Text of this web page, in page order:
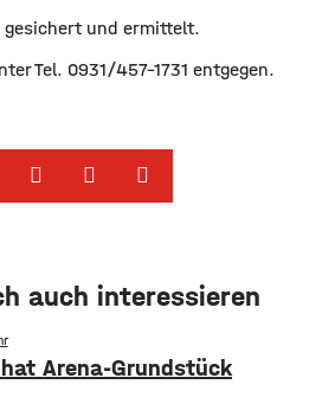
gesichert und ermittelt.
Tel. 0931/457-1731 entgegen.
auch interessieren
Arena-Grundstück